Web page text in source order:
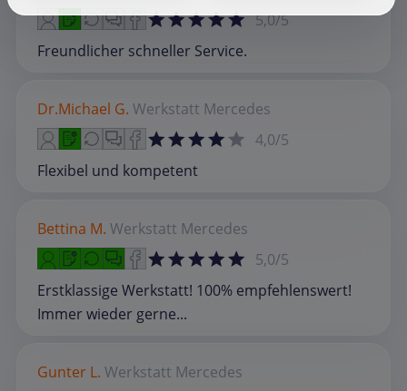
5,0/5
Freundlicher schneller Service.
Dr.Michael G. Werkstatt Mercedes
4,0/5
Flexibel und kompetent
Bettina M. Werkstatt Mercedes
5,0/5
Erstklassige Werkstatt! 100% empfehlenswert!
Immer wieder gerne...
Gunter L. Werkstatt Mercedes